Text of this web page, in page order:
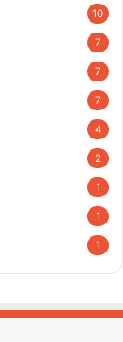
10
7
7
7
4
2
1
1
1